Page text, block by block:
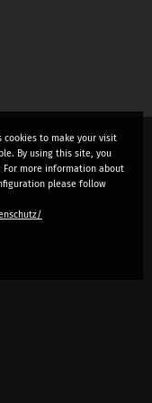
cookies to make your visit
By using this site, you
more information about
please follow